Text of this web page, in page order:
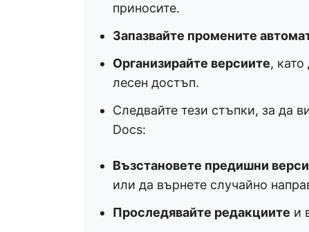
приносите.
Запазвайте промените
Организирайте версиите,
лесен достъп.
Следвайте тези стъпки, за да
Docs:
Възстановете предишни
или да върнете случайно
Проследявайте редакциите и